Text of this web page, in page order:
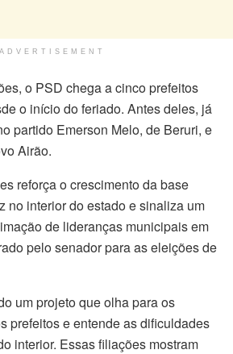
ADVERTISEMENT
o PSD chega a cinco prefeitos
o início do feriado. Antes deles, já
partido Emerson Melo, de Beruri, e
Airão.
reforça o crescimento da base
no interior do estado e sinaliza um
de lideranças municipais em
pelo senador para as eleições de
um projeto que olha para os
prefeitos e entende as dificuldades
interior. Essas filiações mostram